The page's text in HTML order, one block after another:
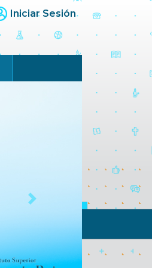
Iniciar Sesión
Next